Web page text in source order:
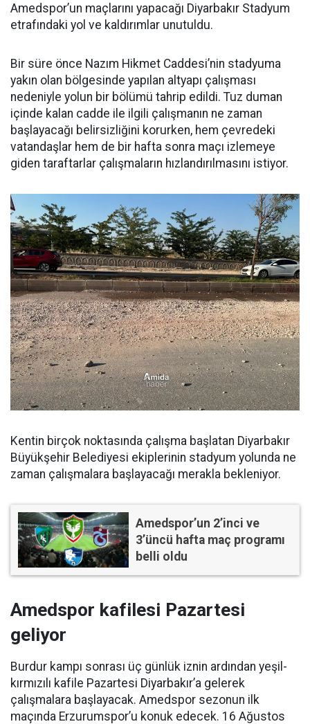
Amedspor’un maçlarını yapacağı Diyarbakır Stadyum
etrafındaki yol ve kaldırımlar unutuldu.
Bir süre önce Nazım Hikmet Caddesi’nin stadyuma
yakın olan bölgesinde yapılan altyapı çalışması
nedeniyle yolun bir bölümü tahrip edildi. Tuz duman
içinde kalan cadde ile ilgili çalışmanın ne zaman
başlayacağı belirsizliğini korurken, hem çevredeki
vatandaşlar hem de bir hafta sonra maçı izlemeye
giden taraftarlar çalışmaların hızlandırılmasını istiyor.
Kentin birçok noktasında çalışma başlatan Diyarbakır
Büyükşehir Belediyesi ekiplerinin stadyum yolunda ne
zaman çalışmalara başlayacağı merakla bekleniyor.
Amedspor’un 2’inci ve
3’üncü hafta maç programı
belli oldu
Amedspor kafilesi Pazartesi
geliyor
Burdur kampı sonrası üç günlük iznin ardından yeşil-
kırmızılı kafile Pazartesi Diyarbakır’a gelerek
çalışmalara başlayacak. Amedspor sezonun ilk
maçında Erzurumspor’u konuk edecek. 16 Ağustos